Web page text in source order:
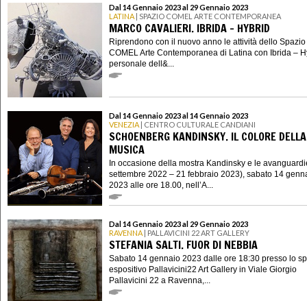
Dal 14 Gennaio 2023 al 29 Gennaio 2023
LATINA | SPAZIO COMEL ARTE CONTEMPORANEA
MARCO CAVALIERI. IBRIDA – HYBRID
Riprendono con il nuovo anno le attività dello Spazio
COMEL Arte Contemporanea di Latina con Ibrida –
personale dell&...
Dal 14 Gennaio 2023 al 14 Gennaio 2023
VENEZIA | CENTRO CULTURALE CANDIANI
SCHOENBERG KANDINSKY. IL COLORE DELLA
MUSICA
In occasione della mostra Kandinsky e le
settembre 2022 – 21 febbraio 2023), sabato 14
2023 alle ore 18.00, nell’A...
Dal 14 Gennaio 2023 al 29 Gennaio 2023
RAVENNA | PALLAVICINI 22 ART GALLERY
STEFANIA SALTI. FUOR DI NEBBIA
Sabato 14 gennaio 2023 dalle ore 18:30 presso lo
espositivo Pallavicini22 Art Gallery in Viale Giorgio
Pallavicini 22 a Ravenna,...